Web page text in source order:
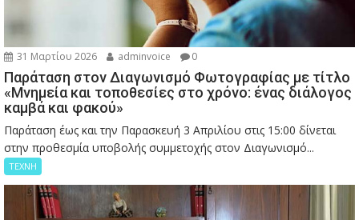
31 Μαρτίου 2026 adminvoice 0
Παράταση στον Διαγωνισμό Φωτογραφίας με τίτλο
«Μνημεία και τοποθεσίες στο χρόνο: ένας διάλογος
καμβά και φακού»
Παράταση έως και την Παρασκευή 3 Απριλίου στις 15:00 δίνεται
στην προθεσμία υποβολής συμμετοχής στον Διαγωνισμό...
ΤΕΧΝΗ